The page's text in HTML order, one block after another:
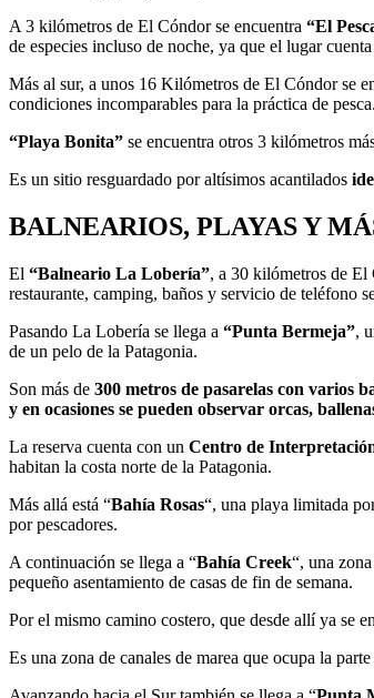
A 3 kilómetros de El Cóndor se encuentra “El
de especies incluso de noche, ya que el lugar
Más al sur, a unos 16 Kilómetros de El Cóndor se
condiciones incomparables para la práctica de pesca.
“Playa Bonita” se encuentra otros 3 kilómetros
Es un sitio resguardado por altísimos acantilados
BALNEARIOS, PLAYAS Y
El “Balneario La Lobería”, a 30 kilómetros de El
restaurante, camping, baños y servicio de teléfono
Pasando La Lobería se llega a “Punta Bermeja”,
de un pelo de la Patagonia.
Son más de 300 metros de pasarelas con varios
y en ocasiones se pueden observar orcas,
La reserva cuenta con un Centro de
habitan la costa norte de la Patagonia.
Más allá está “Bahía Rosas“, una playa limitada
por pescadores.
A continuación se llega a “Bahía Creek“, una
pequeño asentamiento de casas de fin de semana.
Por el mismo camino costero, que desde allí ya se
Es una zona de canales de marea que ocupa la